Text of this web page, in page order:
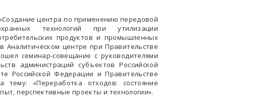
центра по применению передовой
технологий при утилизации
продуктов и промышленных
Аналитическом центре при Правительстве
семинар-совещание с руководителями
администраций субъектов Российской
Российской Федерации и Правительстве
тему: «Переработка отходов: состояние
перспективные проекты и технологии».